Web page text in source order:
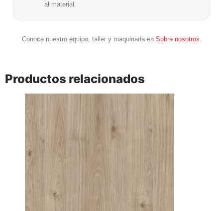
al material.
Conoce nuestro equipo, taller y maquinaria en Sobre nosotros.
Productos relacionados